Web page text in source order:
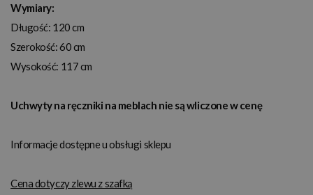
Wymiary:
Długość: 120 cm
Szerokość: 60 cm
Wysokość: 117 cm
Uchwyty na ręczniki na meblach nie są wliczone w cenę
Informacje dostępne u obsługi sklepu
Cena dotyczy zlewu z szafką